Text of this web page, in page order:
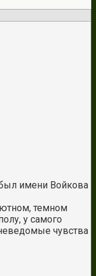
имени Войкова
темном
у самого
чувства